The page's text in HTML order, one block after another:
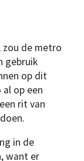
de metro
gebruik
op dit
op een
rit van
in de
want er